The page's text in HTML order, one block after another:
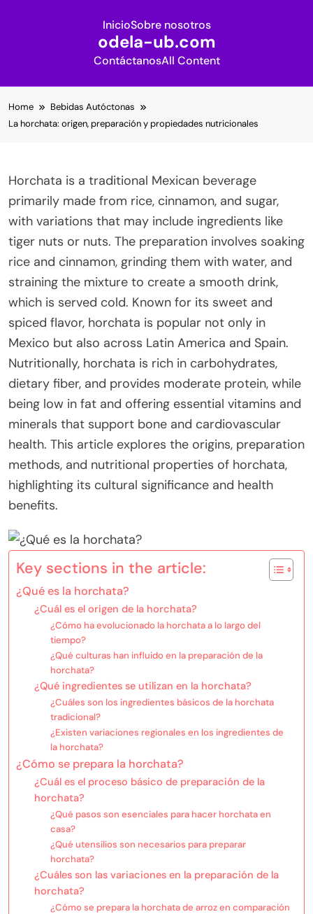
InicioSobre nosotros
odela-ub.com
ContáctanosAll Content
to
content
Home
Bebidas Autóctonas
La horchata: origen, preparación y propiedades nutricionales
Horchata is a traditional Mexican beverage
primarily made from rice, cinnamon, and sugar,
with variations that may include ingredients like
tiger nuts or nuts. The preparation involves soaking
rice and cinnamon, grinding them with water, and
straining the mixture to create a smooth drink,
which is served cold. Known for its sweet and
spiced flavor, horchata is popular not only in
Mexico but also across Latin America and Spain.
Nutritionally, horchata is rich in carbohydrates,
dietary fiber, and provides moderate protein, while
being low in fat and offering essential vitamins and
minerals that support bone and cardiovascular
health. This article explores the origins, preparation
methods, and nutritional properties of horchata,
highlighting its cultural significance and health
benefits.
Key sections in the article:
¿Qué es la horchata?
¿Cuál es el origen de la horchata?
¿Cómo ha evolucionado la horchata a lo largo del
tiempo?
¿Qué culturas han influido en la preparación de la
horchata?
¿Qué ingredientes se utilizan en la horchata?
¿Cuáles son los ingredientes básicos de la horchata
tradicional?
¿Existen variaciones regionales en los ingredientes de
la horchata?
¿Cómo se prepara la horchata?
¿Cuál es el proceso básico de preparación de la
horchata?
¿Qué pasos son esenciales para hacer horchata en
casa?
¿Qué utensilios son necesarios para preparar
horchata?
¿Cuáles son las variaciones en la preparación de la
horchata?
¿Cómo se prepara la horchata de arroz en comparación